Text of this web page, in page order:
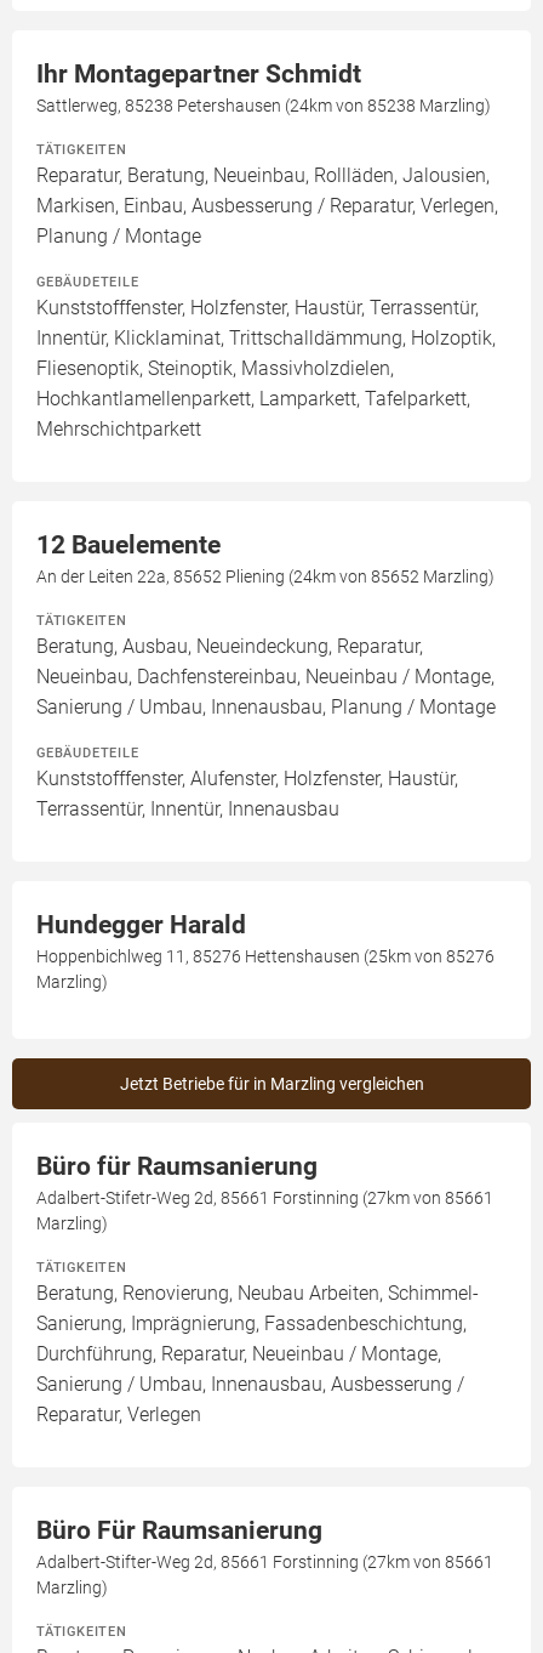
Ihr Montagepartner Schmidt
Sattlerweg, 85238 Petershausen (24km von 85238 Marzling)
TÄTIGKEITEN
Reparatur, Beratung, Neueinbau, Rollläden, Jalousien,
Markisen, Einbau, Ausbesserung / Reparatur, Verlegen,
Planung / Montage
GEBÄUDETEILE
Kunststofffenster, Holzfenster, Haustür, Terrassentür,
Innentür, Klicklaminat, Trittschalldämmung, Holzoptik,
Fliesenoptik, Steinoptik, Massivholzdielen,
Hochkantlamellenparkett, Lamparkett, Tafelparkett,
Mehrschichtparkett
12 Bauelemente
An der Leiten 22a, 85652 Pliening (24km von 85652 Marzling)
TÄTIGKEITEN
Beratung, Ausbau, Neueindeckung, Reparatur,
Neueinbau, Dachfenstereinbau, Neueinbau / Montage,
Sanierung / Umbau, Innenausbau, Planung / Montage
GEBÄUDETEILE
Kunststofffenster, Alufenster, Holzfenster, Haustür,
Terrassentür, Innentür, Innenausbau
Hundegger Harald
Hoppenbichlweg 11, 85276 Hettenshausen (25km von 85276
Marzling)
Jetzt Betriebe für in Marzling vergleichen
Büro für Raumsanierung
Adalbert-Stifetr-Weg 2d, 85661 Forstinning (27km von 85661
Marzling)
TÄTIGKEITEN
Beratung, Renovierung, Neubau Arbeiten, Schimmel-
Sanierung, Imprägnierung, Fassadenbeschichtung,
Durchführung, Reparatur, Neueinbau / Montage,
Sanierung / Umbau, Innenausbau, Ausbesserung /
Reparatur, Verlegen
Büro Für Raumsanierung
Adalbert-Stifter-Weg 2d, 85661 Forstinning (27km von 85661
Marzling)
TÄTIGKEITEN